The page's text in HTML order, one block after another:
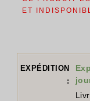
ET
EXPÉDITION
: